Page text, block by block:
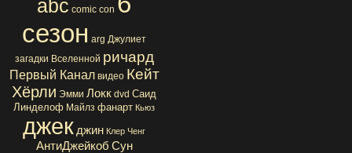
abc comic con
сезон arg Джулиет
загадки Вселенной ричард
Первый Канал видео Кейт
Хёрли Эмми Локк dvd Саид
Линделоф Майлз фанарт Кьюз
джек джин Клер Ченг
АнтиДжейкоб Сун